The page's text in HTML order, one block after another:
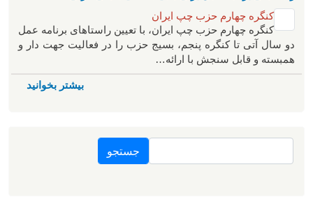
کنگره چهارم حزب چپ ایران
کنگره چهارم حزب چپ ایران، با تعیین راستاهای برنامه عمل
دو سال آتی تا کنگره پنجم، بسیج حزب را در فعالیت جهت دار و
همبسته و قابل سنجش با ارائه…
بیشتر بخوانید
جستجو